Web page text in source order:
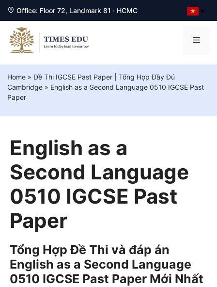
Office: Floor 72, Landmark 81 · HCMC ▼
Chuyển
đến
nội
dung
Home »Đề Thi IGCSE Past Paper | Tổng Hợp Đầy Đủ
Cambridge » English as a Second Language 0510 IGCSE Past
Paper
English as a
Second Language
0510 IGCSE Past
Paper
Tổng Hợp Đề Thi và đáp án
English as a Second Language
0510 IGCSE Past Paper Mới Nhất